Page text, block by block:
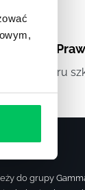
cd.
z obszaru
do grupy